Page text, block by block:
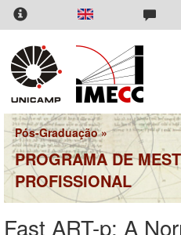
Pular
para
conteúdo
principal
Pós-Graduação»
PROGRAMA DE
PROFISSIONAL
Fast ART-p: A